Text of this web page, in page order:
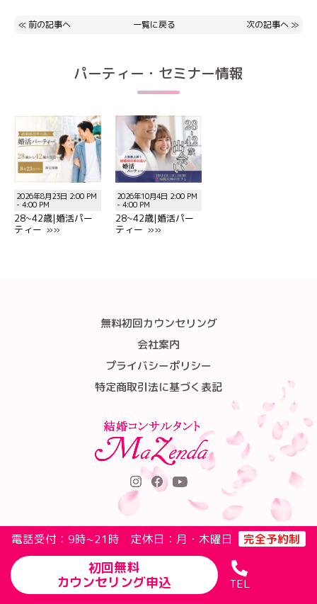
≪ 前の記事へ 一覧に戻る 次の記事へ ≫
パーティー・セミナー情報
2026年8月23日 2:00 PM
- 4:00 PM
28~42歳|婚活パー
ティー »»
2026年10月4日 2:00 PM
- 4:00 PM
28~42歳|婚活パー
ティー »»
無料初回カウンセリング
会社案内
プライバシーポリシー
特定商取引法に基づく表記
電話受付：9時~21時 定休日：月・木曜日 完全予約制
初回無料
カウンセリング申込
TEL